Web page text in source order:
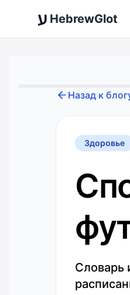
ע HebrewGlot
Назад к
Здоровье
Словарь